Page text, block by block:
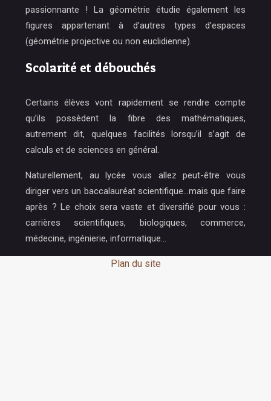
passionnante ! La géométrie étudie également les
figures appartenant à d’autres types d’espaces
(géométrie projective ou non euclidienne).
Scolarité et débouchés
Certains élèves vont rapidement se rendre compte
qu’ils possèdent la fibre des mathématiques,
autrement dit, quelques facilités lorsqu’il s’agit de
calculs et de sciences en général.
Naturellement, au lycée vous allez peut-être vous
diriger vers un baccalauréat scientifique…mais que faire
après ? Le choix sera vaste et diversifié pour vous :
carrières scientifiques, biologiques, commerce,
médecine, ingénierie, informatique…
Plan du site